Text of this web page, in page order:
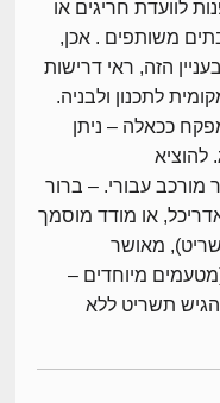
לוועדת חריגים או
משותפים . אכן,
הזה, ראי דרישות
לתכנון ולבניה.
ככאלה – ניתן
להוציא
מורכב עבורי. – ברור
או מודד מוסמך
מאושר
מיוחדים –
תשריט ללא